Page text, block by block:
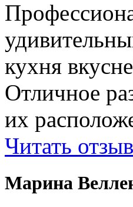
кухня
Отличное
их
Читать
Марина